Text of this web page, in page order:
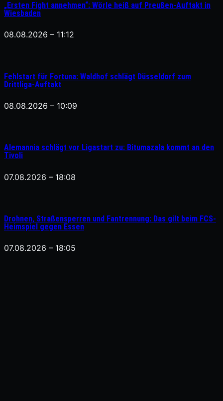
„Ersten Fight annehmen“: Wörle heiß auf Preußen-Auftakt in
Wiesbaden
08.08.2026 – 11:12
Fehlstart für Fortuna: Waldhof schlägt Düsseldorf zum
Drittliga-Auftakt
08.08.2026 – 10:09
Alemannia schlägt vor Ligastart zu: Bitumazala kommt an den
Tivoli
07.08.2026 – 18:08
Drohnen, Straßensperren und Fantrennung: Das gilt beim FCS-
Heimspiel gegen Essen
07.08.2026 – 18:05